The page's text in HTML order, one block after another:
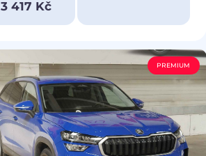
3 417 Kč
PREMIUM